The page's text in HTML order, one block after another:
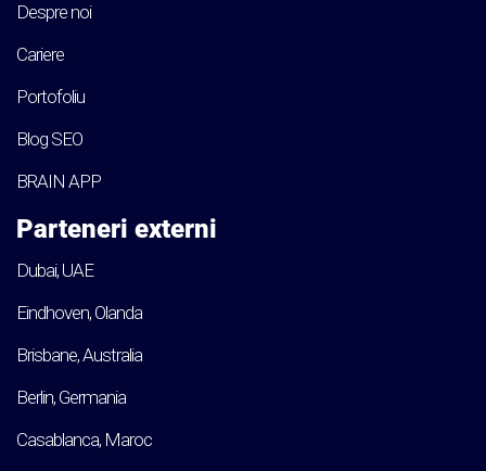
Despre noi
Cariere
Portofoliu
Blog SEO
BRAIN APP
Parteneri externi
Dubai, UAE
Eindhoven, Olanda
Brisbane, Australia
Berlin, Germania
Casablanca, Maroc